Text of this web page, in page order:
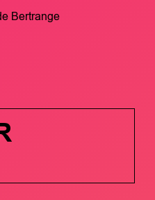
Bertrange